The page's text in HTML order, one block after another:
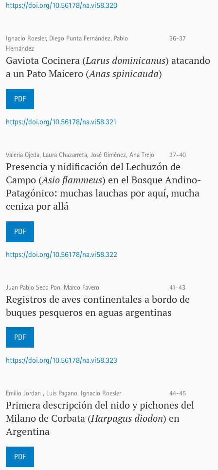
https://doi.org/10.56178/na.vi58.320
Ignacio Roesler, Diego Punta Fernández, Pablo
Hernández
36-37
Gaviota Cocinera (Larus dominicanus) atacando
a un Pato Maicero (Anas spinicauda)
PDF
https://doi.org/10.56178/na.vi58.321
Valeria Ojeda, Laura Chazarreta, José Giménez, Ana Trejo 37-40
Presencia y nidificación del Lechuzón de
Campo (Asio flammeus) en el Bosque Andino-
Patagónico: muchas lauchas por aquí, mucha
ceniza por allá
PDF
https://doi.org/10.56178/na.vi58.322
Juan Pablo Seco Pon, Marco Favero 41-43
Registros de aves continentales a bordo de
buques pesqueros en aguas argentinas
PDF
https://doi.org/10.56178/na.vi58.323
Emilio Jordan , Luis Pagano, Ignacio Roesler 44-45
Primera descripción del nido y pichones del
Milano de Corbata (Harpagus diodon) en
Argentina
PDF